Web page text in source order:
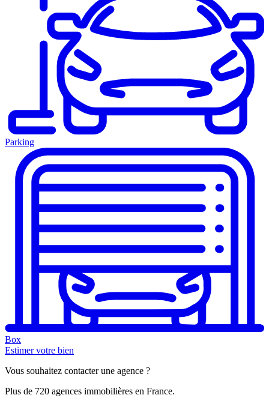
Parking
Box
Estimer votre bien
Vous souhaitez contacter une agence ?
Plus de 720 agences immobilières en France.